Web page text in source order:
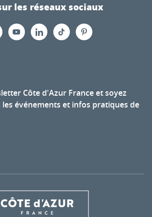
les réseaux sociaux
Côte d'Azur France et soyez
événements et infos pratiques de